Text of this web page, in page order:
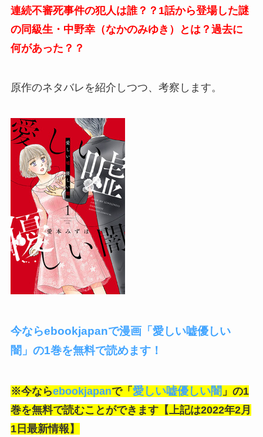
連続不審死事件の犯人は誰？？1話から登場した謎
の同級生・中野幸（なかのみゆき）とは？過去に
何があった？？
原作のネタバレを紹介しつつ、考察します。
今ならebookjapanで漫画「愛しい嘘優しい
闇」の1巻を無料で読めます！
※今ならebookjapanで「 愛しい嘘優しい闇 」の1
巻を無料で読むことができます【上記は2022年2月
1日最新情報】